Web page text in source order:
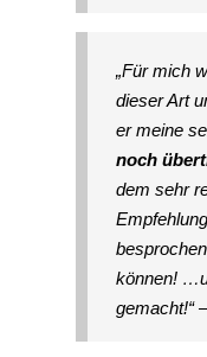
„Für mich
dieser Art
er meine
noch
dem sehr
können!
gemacht!“